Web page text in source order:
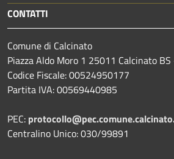
CONTATTI
Comune di Calcinato
Piazza Aldo Moro 1 25011 Calcinato
Codice Fiscale: 00524950177
Partita IVA: 00569440985
PEC:
Centralino Unico: 030/99891